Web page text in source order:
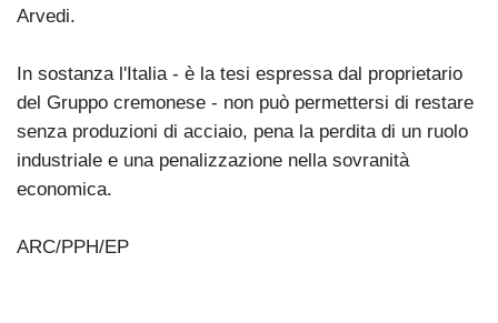
Arvedi.
In sostanza l'Italia - è la tesi espressa dal proprietario
del Gruppo cremonese - non può permettersi di restare
senza produzioni di acciaio, pena la perdita di un ruolo
industriale e una penalizzazione nella sovranità
economica.
ARC/PPH/EP